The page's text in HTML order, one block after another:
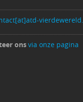
onsvia onze pagina